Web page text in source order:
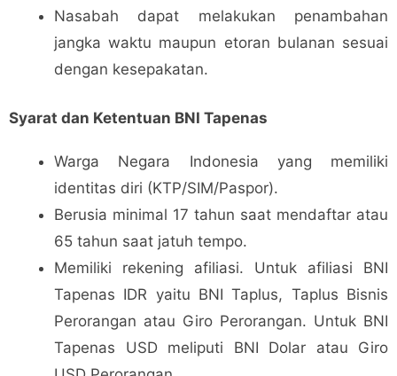
Nasabah dapat melakukan penambahan
jangka waktu maupun etoran bulanan sesuai
dengan kesepakatan.
Syarat dan Ketentuan BNI Tapenas
Warga Negara Indonesia yang memiliki
identitas diri (KTP/SIM/Paspor).
Berusia minimal 17 tahun saat mendaftar atau
65 tahun saat jatuh tempo.
Memiliki rekening afiliasi. Untuk afiliasi BNI
Tapenas IDR yaitu BNI Taplus, Taplus Bisnis
Perorangan atau Giro Perorangan. Untuk BNI
Tapenas USD meliputi BNI Dolar atau Giro